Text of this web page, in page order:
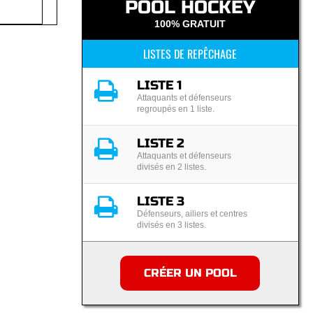
POOL HOCKEY
100% GRATUIT
LISTES DE REPÊCHAGE
LISTE 1
Attaquants et défenseurs
regroupés en 1 liste.
LISTE 2
Attaquants et défenseurs
divisés en 2 listes.
LISTE 3
Défenseurs, ailiers et centres
divisés en 3 listes.
CRÉER UN POOL